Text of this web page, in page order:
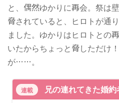
と、偶然ゆかりに再会。祭は
脅されていると、ヒロトが通
ました。ゆかりはヒロトとの
いたからちょっと脅しただけ
が……。
連載 兄の連れてきた婚約